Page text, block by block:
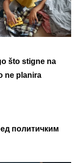
što stigne na
ne planira
политичким